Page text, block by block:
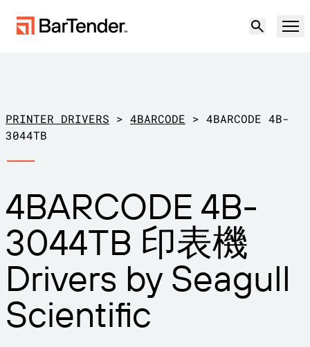
標籤、標記和編碼
標籤功能
建立
管理
解決方案
製造業
倉儲
零售
運輸與物流
下載印表機驅動程式
支援方案
合作夥伴
擴大企業規模。為客戶提供更多服務。與 BarTender
成為合作夥伴。
支援
支援中心
歡迎免費試用 聯絡銷售人員
PRINTER DRIVERS > 4BARCODE > 4BARCODE 4B-
3044TB
4BARCODE 4B-
3044TB 印表機
Drivers by Seagull
Scientific